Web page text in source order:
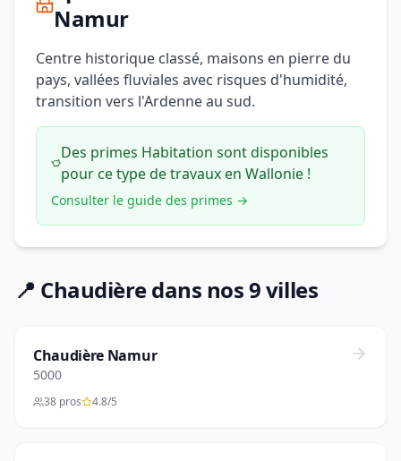
Namur
Centre historique classé, maisons en pierre du
pays, vallées fluviales avec risques d'humidité,
transition vers l'Ardenne au sud.
Des primes Habitation sont disponibles
pour ce type de travaux en Wallonie !
Consulter le guide des primes →
📍 Chaudière dans nos 9 villes
Chaudière Namur
5000
38 pros 4.8/5